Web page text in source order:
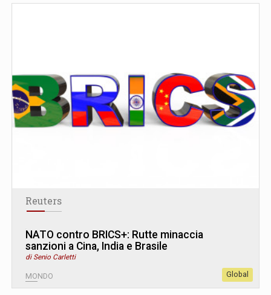
Reuters
NATO contro BRICS+: Rutte minaccia
sanzioni a Cina, India e Brasile
di Senio Carletti
MONDO Global